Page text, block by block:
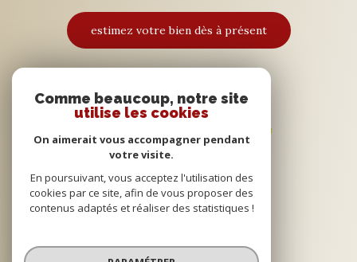
estimez votre bien dès à présent
Adhérents
© 2022 Tous droits réservés
Comme beaucoup, notre site
utilise les cookies
On aimerait vous accompagner pendant
votre visite.
En poursuivant, vous acceptez l'utilisation des
cookies par ce site, afin de vous proposer des
contenus adaptés et réaliser des statistiques !